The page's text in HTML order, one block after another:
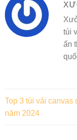
túi
ấn
Top 3 túi vải canvas
năm 2024